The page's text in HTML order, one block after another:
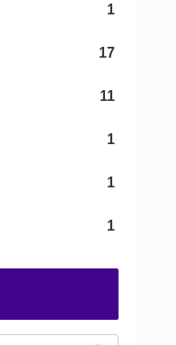
1
17
11
1
1
1